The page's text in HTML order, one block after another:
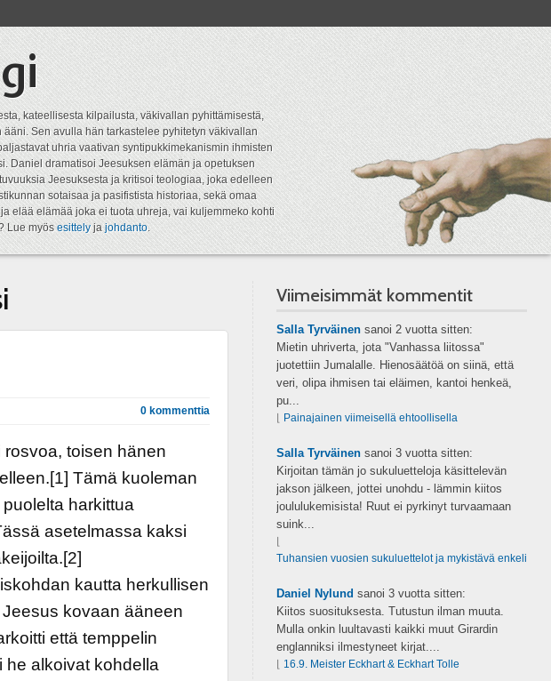
kateellisesta kilpailusta, väkivallan pyhittämisestä,
Sen avulla hän tarkastelee pyhitetyn väkivallan
uhria vaativan syntipukkimekanismin ihmisten
Daniel dramatisoi Jeesuksen elämän ja opetuksen
Jeesuksesta ja kritisoi teologiaa, joka edelleen
sotaisaa ja pasifistista historiaa, sekä omaa
elää elämää joka ei tuota uhreja, vai kuljemmeko kohti
Lue myösesittelyjajohdanto.
0 kommenttia
toisen hänen
Tämä kuoleman
harkittua
asetelmassa kaksi
kautta herkullisen
kovaan ääneen
että temppelin
he alkoivat kohdella
Viimeisimmät kommentit
Salla Tyrväinensanoi 2 vuotta sitten:
Mietin uhriverta, jota "Vanhassa liitossa"
juotettiin Jumalalle. Hienosäätöä on siinä, että
veri, olipa ihmisen tai eläimen, kantoi henkeä,
pu...
Painajainen viimeisellä ehtoollisella
Salla Tyrväinensanoi 3 vuotta sitten:
Kirjoitan tämän jo sukuluetteloja käsittelevän
jakson jälkeen, jottei unohdu - lämmin kiitos
joululukemisista! Ruut ei pyrkinyt turvaamaan
suink...
Tuhansien vuosien sukuluettelot ja mykistävä enkeli
Daniel Nylund sanoi 3 vuotta sitten:
Kiitos suosituksesta. Tutustun ilman muuta.
Mulla onkin luultavasti kaikki muut Girardin
englanniksi ilmestyneet kirjat....
16.9. Meister Eckhart & Eckhart Tolle